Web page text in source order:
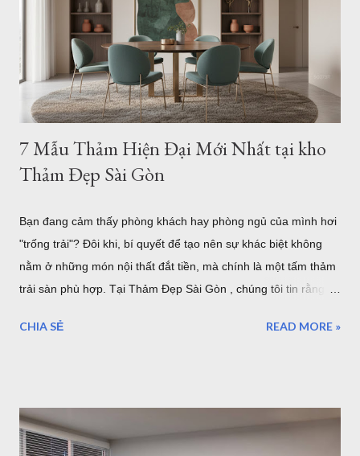
20+ mẫu thảm hình học tối giản, dẫn đầu xu hướng trang trí
căn hộ trẻ trung hiện nay. Mẫu thảm tròn hiện đại b0062r 1.
Tại sao căn hộ hiện đại lại "vừa vặn" với thảm họa tiết hình
học? Họa tiết hình học (Geometri...
7 Mẫu Thảm Hiện Đại Mới Nhất tại kho
Thảm Đẹp Sài Gòn
Bạn đang cảm thấy phòng khách hay phòng ngủ của mình hơi
"trống trải"? Đôi khi, bí quyết để tạo nên sự khác biệt không
nằm ở những món nội thất đắt tiền, mà chính là một tấm thảm
trải sàn phù hợp. Tại Thảm Đẹp Sài Gòn , chúng tôi tin rằng
7 phong cách phối thảm trang trí cực "cháy" đang dẫn đầu xu
góc cạnh của nội thất. Khi kết hợp với bộ bàn ăn gỗ và ghế
màu xanh mint, tấm thảm tròn phòng khách tông màu trung
CHIA SẺ READ MORE »